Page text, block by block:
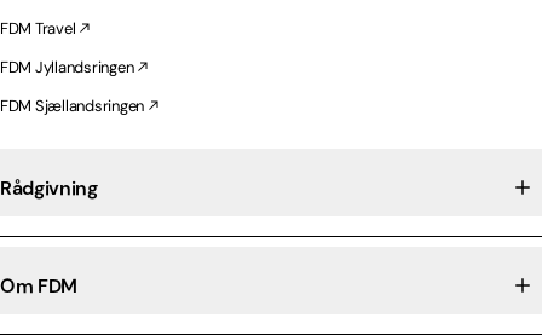
FDM Travel
FDM Jyllandsringen
FDM Sjællandsringen
Rådgivning
Om FDM